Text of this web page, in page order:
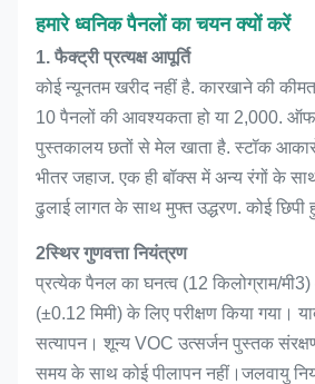
हमारे ध्वनिक पैनलों का चयन क्यों करें
1. फैक्ट्री प्रत्यक्ष आपूर्ति
कोई न्यूनतम खरीद नहीं है. कारखाने की
10 पैनलों की आवश्यकता हो या 2,000.
पुस्तकालय छतों से मेल खाता है. स्टॉक
भीतर जहाज. एक ही बॉक्स में अन्य रंगों के
ढुलाई लागत के साथ मुफ्त उद्धरण. कोई छिपी
2स्थिर गुणवत्ता नियंत्रण
प्रत्येक पैनल का घनत्व (12 किलोग्राम/मी3)
(±0.12 मिमी) के लिए परीक्षण किया गया।
सत्यापन। शून्य VOC उत्सर्जन पुस्तक
समय के साथ कोई पीलापन नहीं।जलवायु